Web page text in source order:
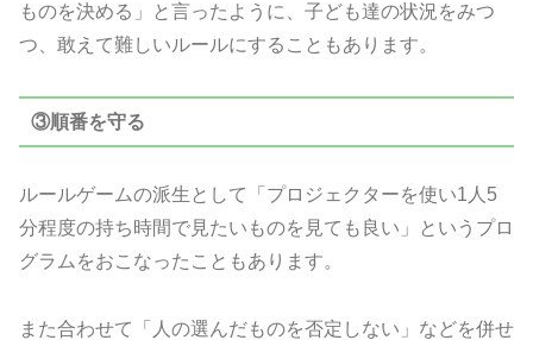
ものを決める」と言ったように、子ども達の状況をみつ
つ、敢えて難しいルールにすることもあります。
③順番を守る
ルールゲームの派生として「プロジェクターを使い1人5
分程度の持ち時間で見たいものを見ても良い」というプロ
グラムをおこなったこともあります。
また合わせて「人の選んだものを否定しない」などを併せ